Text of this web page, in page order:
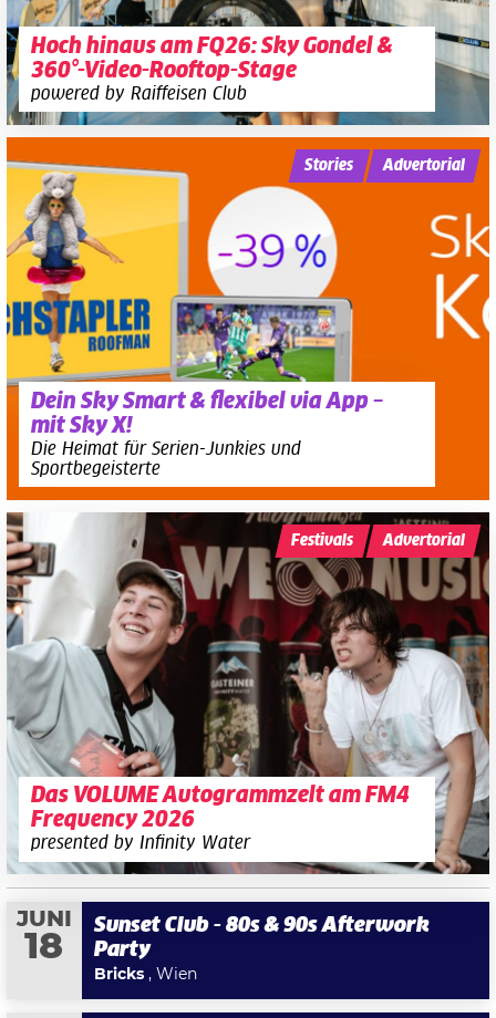
Hoch hinaus am FQ26: Sky Gondel &
360°-Video-Rooftop-Stage
powered by Raiffeisen Club
Dein Sky Smart & flexibel via App –
mit Sky X!
Die Heimat für Serien-Junkies und
Sportbegeisterte
Stories Advertorial
Das VOLUME Autogrammzelt am FM4
Frequency 2026
presented by Infinity Water
Festivals Advertorial
JUNI
18
Sunset Club - 80s & 90s Afterwork
Party
Bricks , Wien